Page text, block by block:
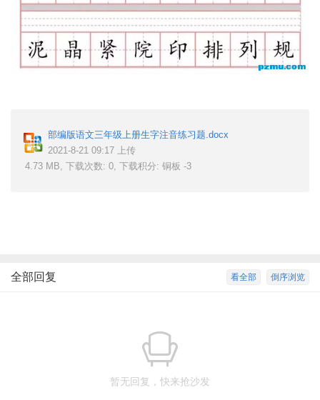
部编版语文三年级上册生字注音练习题.docx
2021-8-21 09:17 上传
4.73 MB, 下载次数: 0, 下载积分: 铜板 -3
倒序浏览
看全部
全部回复
暂无回复，快来抢沙发